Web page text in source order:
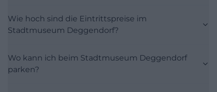
Das große Ganze, Die Stadt – Das Herz der Stadt
Deggendorf, Der Fluss und Die Menschen genannt.
keine reine Objekt-Sammlung zeigt, sondern
Wie hoch sind die Eintrittspreise im
Stadtmuseum Deggendorf?
Wo kann ich beim Stadtmuseum Deggendorf
parken?